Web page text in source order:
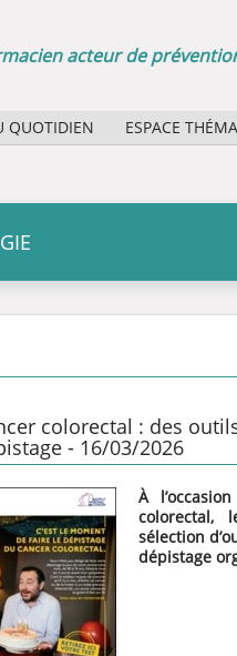
acteur de
QUOTIDIEN
d'affiches papier
santé publique : des boucles
ESPACE
colorectal : des
- 16/03/2026
À
colorectal,
sélection
dépistage